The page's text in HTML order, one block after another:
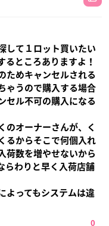
して１ロット買いたい
るところありますよ！
ためキャンセルされる
ゃうので購入する場合
セル不可の購入になる
のオーナーさんが、く
るからそこで何個入れ
荷数を増やせないから
らわりと早く入荷店舗
よってもシステムは違
0